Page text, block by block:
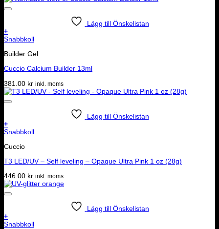
Lägg till Önskelistan
+
Snabbkoll
Builder Gel
Cuccio Calcium Builder 13ml
381.00 kr inkl. moms
Lägg till Önskelistan
+
Snabbkoll
Cuccio
T3 LED/UV – Self leveling – Opaque Ultra Pink 1 oz (28g)
446.00 kr inkl. moms
Lägg till Önskelistan
+
Snabbkoll